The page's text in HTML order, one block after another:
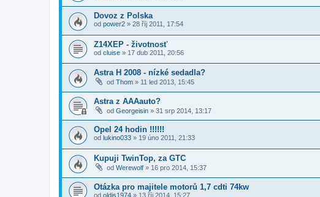
Dovoz z Polska
od power2 » 28 říj 2011, 17:54
Z14XEP - životnosť
od cluise » 17 dub 2011, 20:56
Astra H 2008 - nízké sedadla?
od Thom » 11 led 2013, 15:45
Astra z AAAauto?
od Georgeisin » 31 srp 2014, 13:17
Opel 24 hodin !!!!!!
od lukino033 » 19 úno 2011, 21:33
Kupuji TwinTop, za GTC
od Werewolf » 16 pro 2014, 15:37
Otázka pro majitele motorů 1,7 cdti 74kw
od oldis1974 » 13 říj 2014, 15:27